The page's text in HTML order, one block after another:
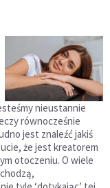
nieustannie
równocześnie
jest znaleźć jakiś
że jest kreatorem
otoczeniu. O wiele